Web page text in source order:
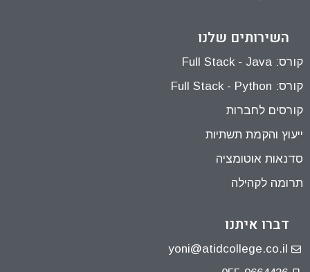
השירותים שלנו
קורס: Full Stack - Java
קורס: Full Stack - Python
קורסים לחברות
ייעוץ והקמת תשתיות
סדנאות אוטומציה
תרומה לקהילה
דברו איתנו
yoni@atidcollege.co.il